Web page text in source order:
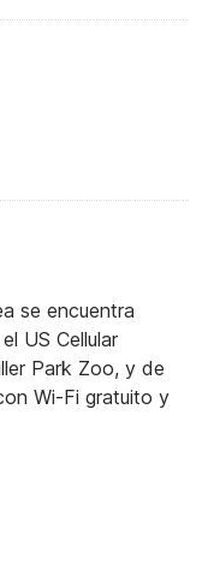
se encuentra
US Cellular
Park Zoo, y de
Wi-Fi gratuito y